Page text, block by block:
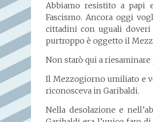
Abbiamo resistito a papi
Fascismo. Ancora oggi
cittadini con uguali
purtroppo è oggetto il
Non starò qui a
Il Mezzogiorno umiliato e
riconosceva in Garibaldi.
Nella desolazione e